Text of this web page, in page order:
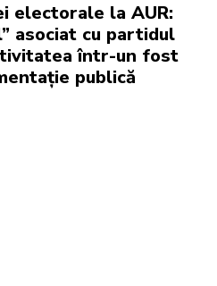
electorale la AUR:
asociat cu partidul
într-un fost
publică